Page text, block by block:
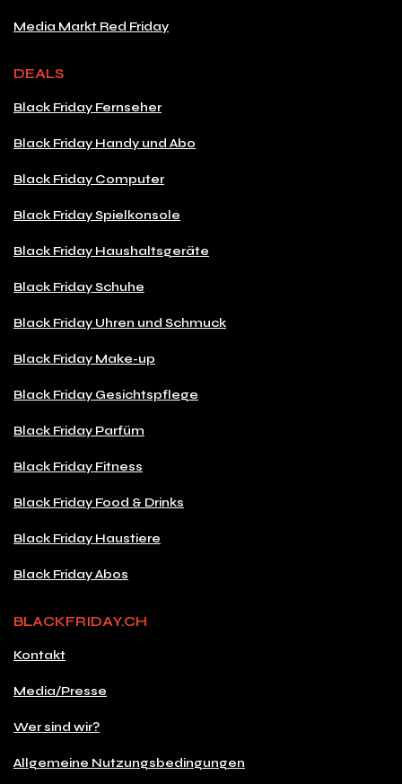
Media Markt Red Friday
DEALS
Black Friday Fernseher
Black Friday Handy und Abo
Black Friday Computer
Black Friday Spielkonsole
Black Friday Haushaltsgeräte
Black Friday Schuhe
Black Friday Uhren und Schmuck
Black Friday Make-up
Black Friday Gesichtspflege
Black Friday Parfüm
Black Friday Fitness
Black Friday Food & Drinks
Black Friday Haustiere
Black Friday Abos
BLACKFRIDAY.CH
Kontakt
Media/Presse
Wer sind wir?
Allgemeine Nutzungsbedingungen